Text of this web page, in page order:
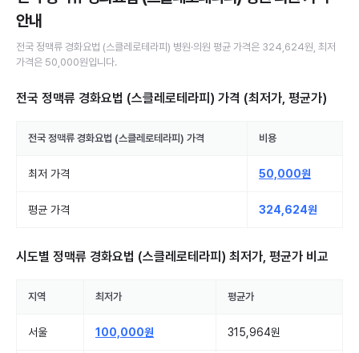
안내
전국 정맥류 경화요법 (스클레로테라피) 병원·의원 평균 가격은 324,624원 , 최저
가격은 50,000원입니다.
전국 정맥류 경화요법 (스클레로테라피) 가격 (최저가, 평균가)
전국 정맥류 경화요법 (스클레로테라피) 가격 비용
최저 가격 50,000원
평균 가격 324,624원
시도별 정맥류 경화요법 (스클레로테라피) 최저가, 평균가 비교
지역 최저가 평균가
서울 100,000원 315,964원